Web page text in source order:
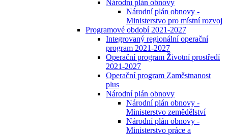
Národní plán obnovy
Národní plán obnovy -
Ministerstvo pro místní rozvoj
Programové období 2021-2027
Integrovaný regionální operační
program 2021-2027
Operační program Životní prostředí
2021-2027
Operační program Zaměstnanost
plus
Národní plán obnovy
Národní plán obnovy -
Ministerstvo zemědělství
Národní plán obnovy -
Ministerstvo práce a